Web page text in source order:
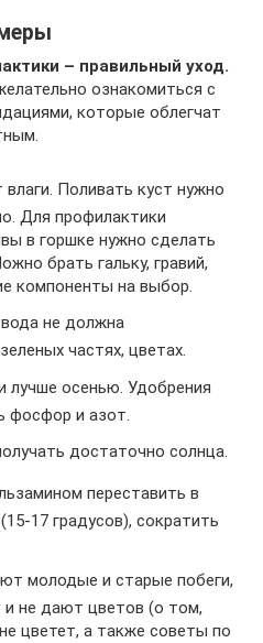
– правильный уход.
ознакомиться с
которые облегчат
Поливать куст нужно
Для профилактики
в горшке нужно сделать
брать гальку, гравий,
компоненты на выбор.
не должна
частях, цветах.
лучше осенью. Удобрения
фосфор и азот.
достаточно солнца.
переставить в
17 градусов), сократить
молодые и старые побеги,
и не дают цветов (о том,
цветет, а также советы по